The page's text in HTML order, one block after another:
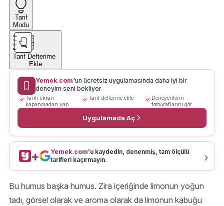
Tarif
Modu
Tarif Defterime
Ekle
Yemek.com'un ücretsiz uygulamasında daha iyi bir
deneyim seni bekliyor
Tarifi ekran
kapanmadan yap
Tarif defterine ekle
Deneyenlerin
fotoğraflarını gör
Uygulamada Aç
+ Yemek.com'u kaydedin, denenmiş, tam ölçülü
tarifleri kaçırmayın.
Bu humus başka humus. Zira içeriğinde limonun yoğun
tadı, görsel olarak ve aroma olarak da limonun kabuğu